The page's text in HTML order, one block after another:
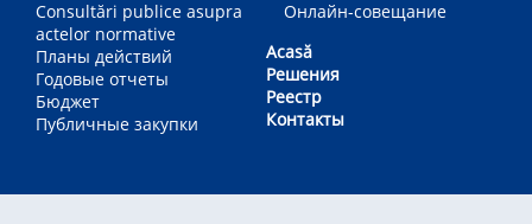
Consultări publice asupra
actelor normative
Планы действий
Годовые отчеты
Бюджет
Публичные закупки
Онлайн-совещание
Acasă
Решения
Реестр
Контакты